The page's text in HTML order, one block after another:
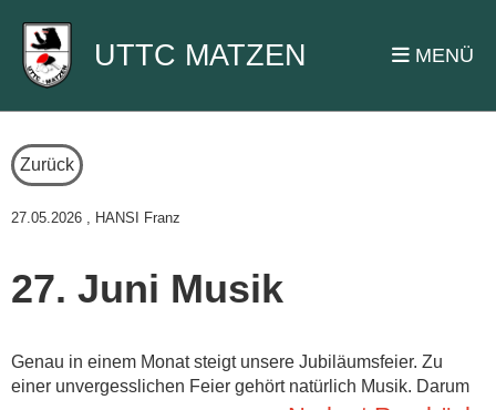
UTTC MATZEN MENÜ
Zurück
27.05.2026 , HANSI Franz
27. Juni Musik
Genau in einem Monat steigt unsere Jubiläumsfeier. Zu
einer unvergesslichen Feier gehört natürlich Musik. Darum